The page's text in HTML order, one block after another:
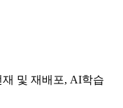
및 재배포, AI학습